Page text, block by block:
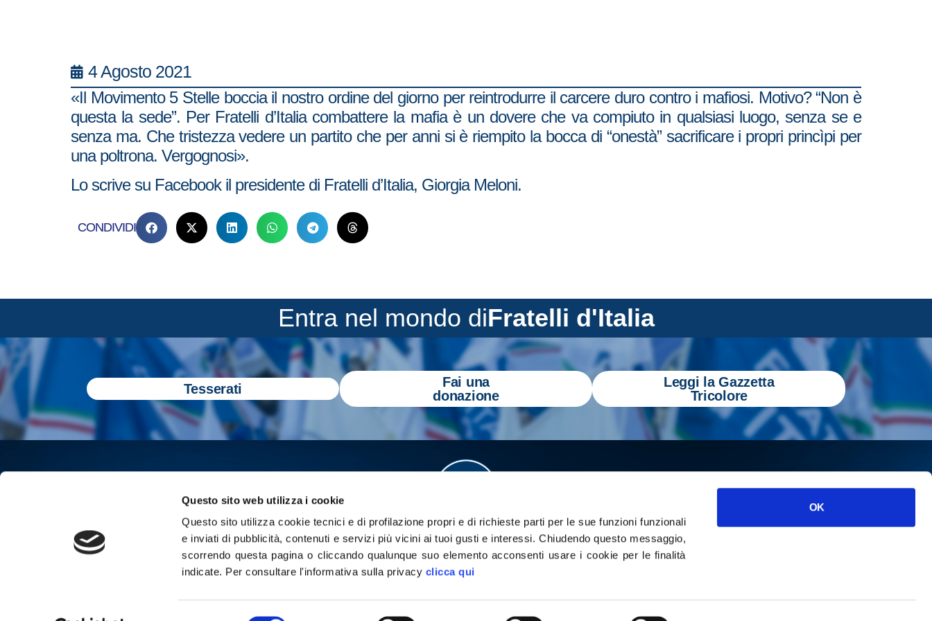
Questo sito web utilizza i cookie
Questo sito utilizza cookie tecnici e di profilazione propri e di richieste parti per le sue funzioni funzionali
e inviati di pubblicità, contenuti e servizi più vicini ai tuoi gusti e interessi.Chiudendo questo messaggio,
scorrendo questa pagina o cliccando qualunque suo elemento acconsenti usare i cookie per le finalità
indicate. Per consultare l'informativa sulla privacy clicca qui
OK
4 Agosto 2021
«Il Movimento 5 Stelle boccia il nostro ordine del giorno per reintrodurre il carcere duro contro i mafiosi. Motivo? “Non è
questa la sede”. Per Fratelli d’Italia combattere la mafia è un dovere che va compiuto in qualsiasi luogo, senza se e
senza ma. Che tristezza vedere un partito che per anni si è riempito la bocca di “onestà” sacrificare i propri princìpi per
una poltrona. Vergognosi».
Lo scrive su Facebook il presidente di Fratelli d’Italia, Giorgia Meloni.
CONDIVIDI
Entra nel mondo diFratelli d'Italia
Tesserati
Fai una
donazione
Leggi la Gazzetta
Tricolore
Gazzetta Tricolore per tenerti aggiornato